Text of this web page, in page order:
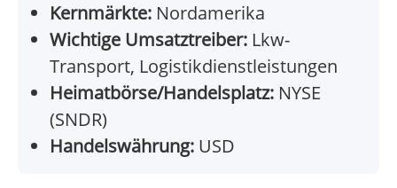
Kernmärkte: Nordamerika
Wichtige Umsatztreiber: Lkw-
Transport, Logistikdienstleistungen
Heimatbörse/Handelsplatz: NYSE
(SNDR)
Handelswährung: USD